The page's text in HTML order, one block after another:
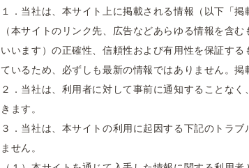
１．当社は、本サイト上に掲載される情報（以下「
（本サイトのリンク先、広告などあらゆる情報を含
いいます）の正確性、信頼性および有用性を保証す
ているため、必ずしも最新の情報ではありません。
２．当社は、利用者に対して事前に通知することな
きます。
３．当社は、本サイトの利用に起因する下記のトラ
ません。